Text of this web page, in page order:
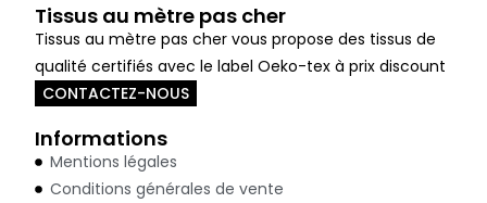
Tissus au mètre pas cher
Tissus au mètre pas cher vous propose des tissus de
qualité certifiés avec le label Oeko-tex à prix discount
CONTACTEZ-NOUS
Informations
Mentions légales
Conditions générales de vente